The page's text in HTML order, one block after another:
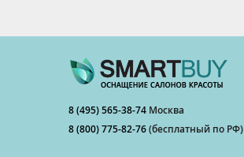
8 (495) 565-38-74 Москва
8 (800) 775-82-76(бесплатный по РФ)